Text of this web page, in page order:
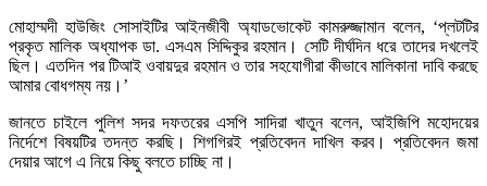
মোহাম্মদী হাউজিং সোসাইটির আইনজীবী অ্যাডভোকেট কামরুজ্জামান বলেন, ‘প্লটটির
প্রকৃত মালিক অধ্যাপক ডা. এসএম সিদ্দিকুর রহমান। সেটি দীর্ঘদিন ধরে তাদের দখলেই
ছিল। এতদিন পর টিআই ওবায়দুর রহমান ও তার সহযোগীরা কীভাবে মালিকানা দাবি করছে
আমার বোধগম্য নয়।’
জানতে চাইলে পুলিশ সদর দফতরের এসপি সাদিরা খাতুন বলেন, আইজিপি মহোদয়ের
নির্দেশে বিষয়টির তদন্ত করছি। শিগগিরই প্রতিবেদন দাখিল করব। প্রতিবেদন জমা
দেয়ার আগে এ নিয়ে কিছু বলতে চাচ্ছি না।